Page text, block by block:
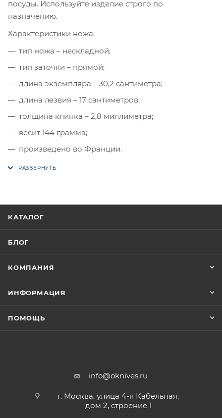
посуды. Используйте изделие строго по
назначению.
Характеристики ножа:
тип ножа – нескладной;
тип заточки – прямой;
длина экземпляра – 30,2 сантиметра;
длина лезвия – 17 сантиметров;
толщина клинка – 2,8 миллиметра;
весит 144 грамма;
произведено во Франции.
КАТАЛОГ
БЛОГ
КОМПАНИЯ
ИНФОРМАЦИЯ
ПОМОЩЬ
info@oknives.ru
г. Москва, улица 4-я Кабельная,
дом 2, строение 1